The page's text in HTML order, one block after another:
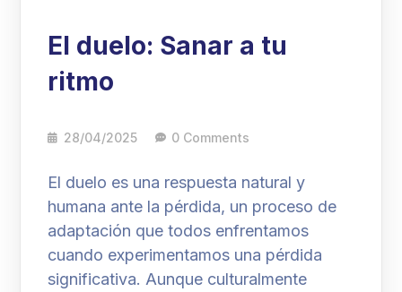
El duelo: Sanar a tu
ritmo
28/04/2025 0 Comments
El duelo es una respuesta natural y
humana ante la pérdida, un proceso de
adaptación que todos enfrentamos
cuando experimentamos una pérdida
significativa. Aunque culturalmente